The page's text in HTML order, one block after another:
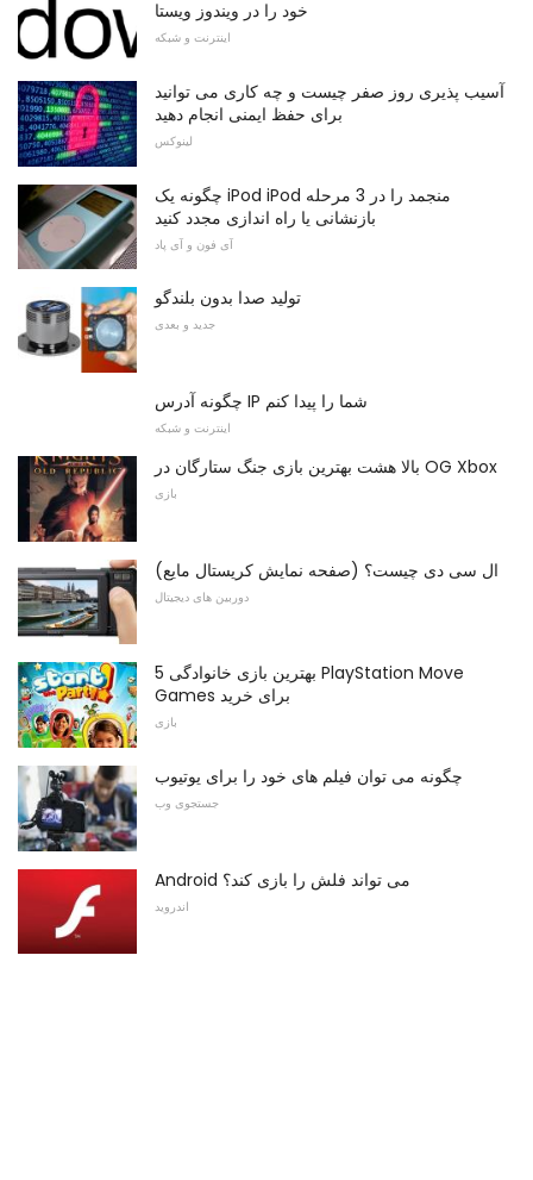
خود را در ویندوز ویستا
اینترنت و شبکه
آسیب پذیری روز صفر چیست و چه کاری می توانید
برای حفظ ایمنی انجام دهید
لینوکس
چگونه یک iPod iPod منجمد را در 3 مرحله
بازنشانی یا راه اندازی مجدد کنید
آی فون و آی پاد
تولید صدا بدون بلندگو
جدید و بعدی
چگونه آدرس IP شما را پیدا کنم
اینترنت و شبکه
بالا هشت بهترین بازی جنگ ستارگان در OG Xbox
بازی
ال سی دی چیست؟ (صفحه نمایش کریستال مایع)
دوربین های دیجیتال
5 بهترین بازی خانوادگی PlayStation Move
Games برای خرید
بازی
چگونه می توان فیلم های خود را برای یوتیوب
جستجوی وب
Android می تواند فلش را بازی کند؟
اندروید